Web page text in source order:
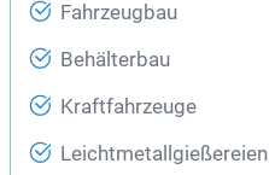
Fahrzeugbau
Behälterbau
Kraftfahrzeuge
Leichtmetallgießereien